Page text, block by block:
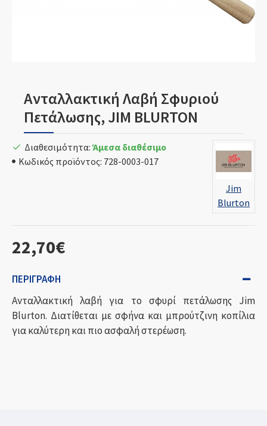
Ανταλλακτική Λαβή Σφυριού
Πετάλωσης, JIM BLURTON
22,70€
Διαθεσιμότητα: Άμεσα διαθέσιμο
Κωδικός προϊόντος: 728-0003-017
Jim
Blurton
ΠΕΡΙΓΡΑΦΉ
Ανταλλακτική λαβή για το σφυρί πετάλωσης Jim
Blurton. Διατίθεται με σφήνα και μπρούτζινη κοπίλια
για καλύτερη και πιο ασφαλή στερέωση.